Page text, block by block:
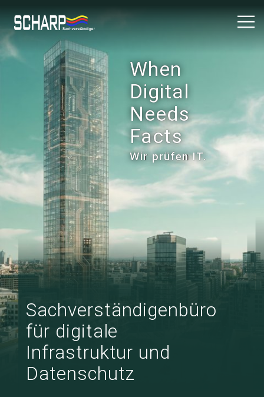
When
Digital
Needs
Facts
Wir prüfen IT.
Sachverständigenbüro
für digitale
Infrastruktur und
Datenschutz